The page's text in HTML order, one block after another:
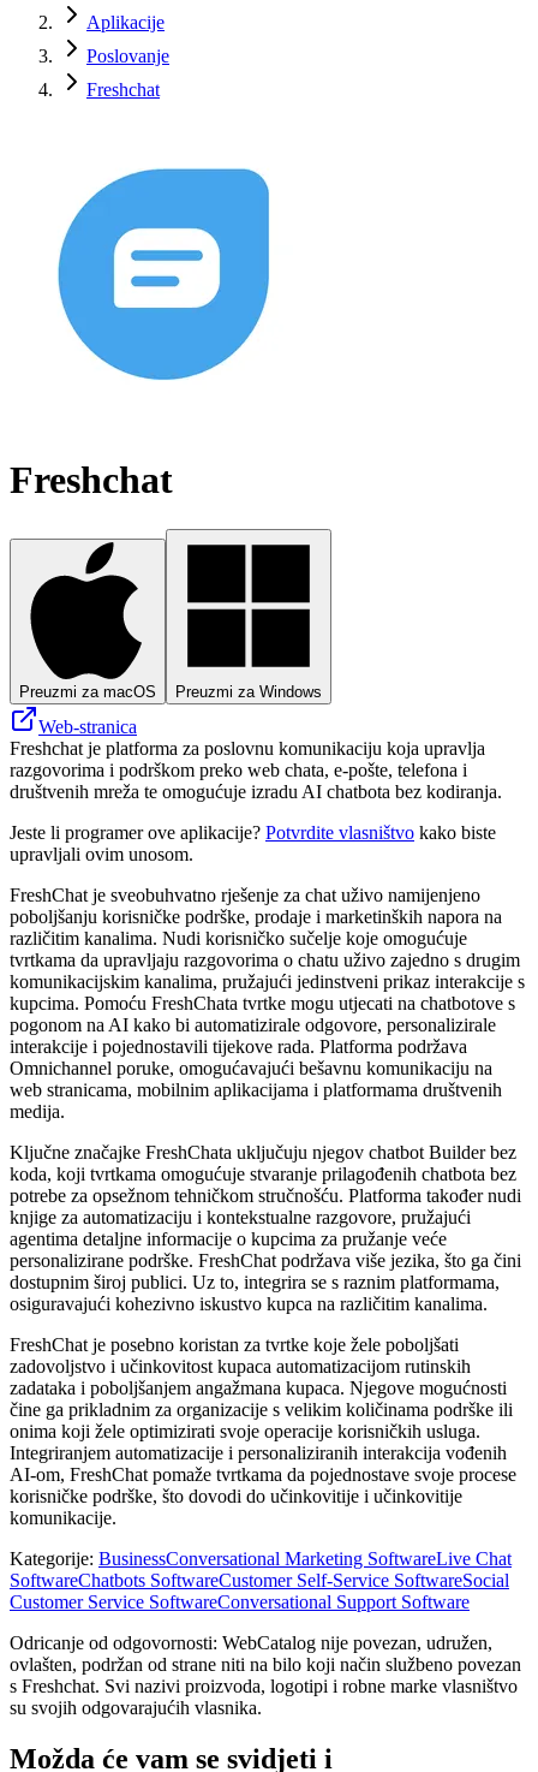
Aplikacije
Poslovanje
Freshchat
Freshchat
Preuzmi za macOS Preuzmi za Windows
Web-stranica
Freshchat je platforma za poslovnu komunikaciju koja upravlja
razgovorima i podrškom preko web chata, e-pošte, telefona i
društvenih mreža te omogućuje izradu AI chatbota bez kodiranja.
Jeste li programer ove aplikacije? Potvrdite vlasništvo kako biste
upravljali ovim unosom.
FreshChat je sveobuhvatno rješenje za chat uživo namijenjeno
poboljšanju korisničke podrške, prodaje i marketinških napora na
različitim kanalima. Nudi korisničko sučelje koje omogućuje
tvrtkama da upravljaju razgovorima o chatu uživo zajedno s drugim
komunikacijskim kanalima, pružajući jedinstveni prikaz interakcije s
kupcima. Pomoću FreshChata tvrtke mogu utjecati na chatbotove s
pogonom na AI kako bi automatizirale odgovore, personalizirale
interakcije i pojednostavili tijekove rada. Platforma podržava
Omnichannel poruke, omogućavajući bešavnu komunikaciju na
web stranicama, mobilnim aplikacijama i platformama društvenih
medija.
Ključne značajke FreshChata uključuju njegov chatbot Builder bez
koda, koji tvrtkama omogućuje stvaranje prilagođenih chatbota bez
potrebe za opsežnom tehničkom stručnošću. Platforma također nudi
knjige za automatizaciju i kontekstualne razgovore, pružajući
agentima detaljne informacije o kupcima za pružanje veće
personalizirane podrške. FreshChat podržava više jezika, što ga čini
dostupnim široj publici. Uz to, integrira se s raznim platformama,
osiguravajući kohezivno iskustvo kupca na različitim kanalima.
FreshChat je posebno koristan za tvrtke koje žele poboljšati
zadovoljstvo i učinkovitost kupaca automatizacijom rutinskih
zadataka i poboljšanjem angažmana kupaca. Njegove mogućnosti
čine ga prikladnim za organizacije s velikim količinama podrške ili
onima koji žele optimizirati svoje operacije korisničkih usluga.
Integriranjem automatizacije i personaliziranih interakcija vođenih
AI-om, FreshChat pomaže tvrtkama da pojednostave svoje procese
korisničke podrške, što dovodi do učinkovitije i učinkovitije
komunikacije.
Kategorije: BusinessConversational Marketing SoftwareLive Chat
SoftwareChatbots SoftwareCustomer Self-Service SoftwareSocial
Customer Service SoftwareConversational Support Software
Odricanje od odgovornosti: WebCatalog nije povezan, udružen,
ovlašten, podržan od strane niti na bilo koji način službeno povezan
s Freshchat. Svi nazivi proizvoda, logotipi i robne marke vlasništvo
su svojih odgovarajućih vlasnika.
Možda će vam se svidjeti i